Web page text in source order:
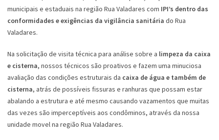
municipais e estaduais na região Rua Valadares com IPI’s dentro das
conformidades e exigências da vigilância sanitária do Rua
Valadares.
Na solicitação de visita técnica para análise sobre a limpeza da caixa
e cisterna, nossos técnicos são proativos e fazem uma minuciosa
avaliação das condições estruturais da caixa de água e também de
cisterna, atrás de possíveis fissuras e ranhuras que possam estar
abalando a estrutura e até mesmo causando vazamentos que muitas
das vezes são imperceptíveis aos condôminos, através da nossa
unidade movel na região Rua Valadares.